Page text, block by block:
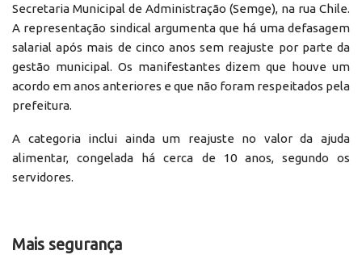
Secretaria Municipal de Administração (Semge), na rua Chile.
A representação sindical argumenta que há uma defasagem
salarial após mais de cinco anos sem reajuste por parte da
gestão municipal. Os manifestantes dizem que houve um
acordo em anos anteriores e que não foram respeitados pela
prefeitura.
A categoria inclui ainda um reajuste no valor da ajuda
alimentar, congelada há cerca de 10 anos, segundo os
servidores.
Mais segurança